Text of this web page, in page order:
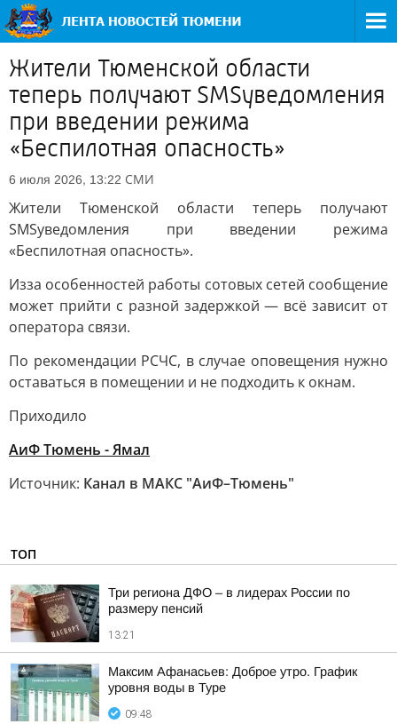
Жители Тюменской области
теперь получают SMSуведомления
при введении режима
«Беспилотная опасность»
6 июля 2026, 13:22 СМИ
Жители Тюменской области теперь получают
SMSуведомления при введении режима
«Беспилотная опасность».
Изза особенностей работы сотовых сетей сообщение
может прийти с разной задержкой — всё зависит от
оператора связи.
По рекомендации РСЧС, в случае оповещения нужно
оставаться в помещении и не подходить к окнам.
Приходило
АиФ Тюмень - Ямал
Источник: Канал в МАКС "АиФ–Тюмень"
ТОП
Три региона ДФО – в лидерах России по
размеру пенсий
13:21
Максим Афанасьев: Доброе утро. График
уровня воды в Туре
09:48